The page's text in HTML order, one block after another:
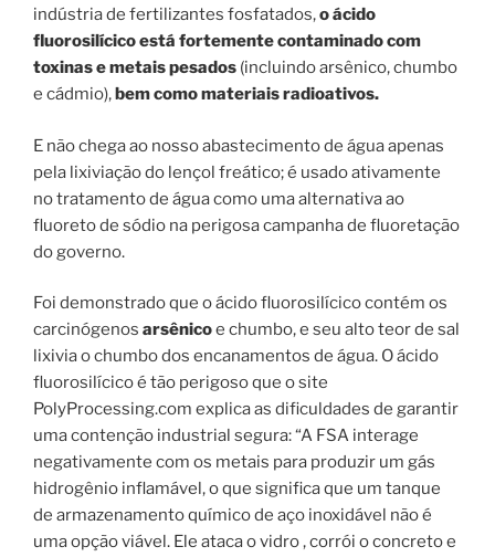
indústria de fertilizantes fosfatados,o ácido
fluorosilícico está fortemente contaminado com
toxinas e metais pesados ​​(incluindo arsênico, chumbo
e cádmio),bem como materiais radioativos.
E não chega ao nosso abastecimento de água apenas
pela lixiviação do lençol freático; é usado ativamente
no tratamento de água como uma alternativa ao
fluoreto de sódio na perigosa campanha de fluoretação
do governo.
Foi demonstrado que o ácido fluorosilícico contém os
carcinógenos arsênicoe chumbo, e seu alto teor de sal
lixivia o chumbo dos encanamentos de água. O ácido
fluorosilícico é tão perigoso que o site
PolyProcessing.com explica as dificuldades de garantir
uma contenção industrial segura: “A FSA interage
negativamente com os metais para produzir um gás
hidrogênio inflamável, o que significa que um tanque
de armazenamento químico de aço inoxidável não é
uma opção viável. Ele ataca o vidro , corrói o concreto e